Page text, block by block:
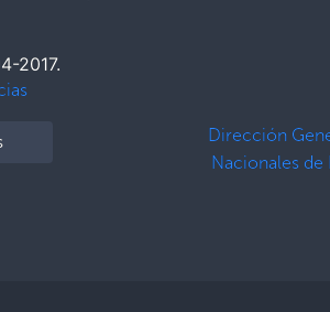
2017.
Dirección
Nacionales